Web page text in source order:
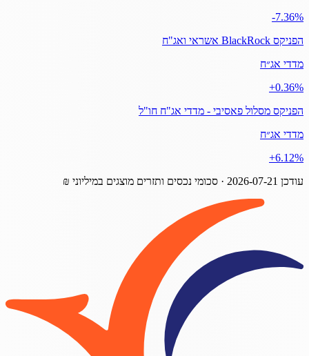
‎-7.36%
הפניקס BlackRock אשראי ואג"ח
מדדי אג״ח
‎+0.36%
הפניקס מסלול פאסיבי - מדדי אג"ח חו"ל
מדדי אג״ח
‎+6.12%
עודכן 2026-07-21 · סכומי נכסים ותזרים מוצגים במיליוני ₪